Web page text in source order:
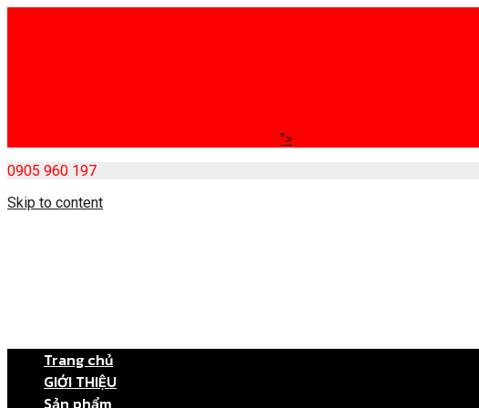
">
0905 960 197
Skip to content
Trang chủ
GIỚI THIỆU
Sản phẩm